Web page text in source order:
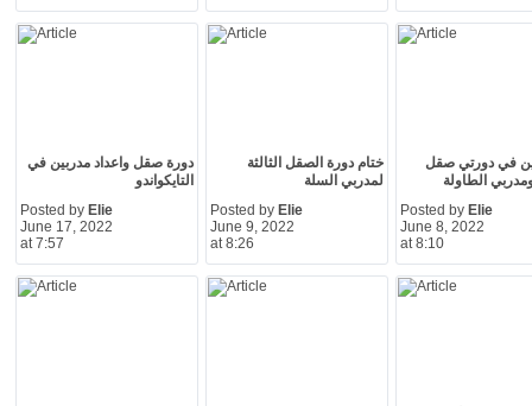
دورة صقل واعداد مدربين في
التايكواندو
Posted by Elie
June 17, 2022
at 7:57
ختام دورة الصقل الثالثة
لمدربي السلة
Posted by Elie
June 9, 2022
at 8:26
في دورتي صقل
الطاولة
Posted by Elie
June 8, 2022
at 8:10